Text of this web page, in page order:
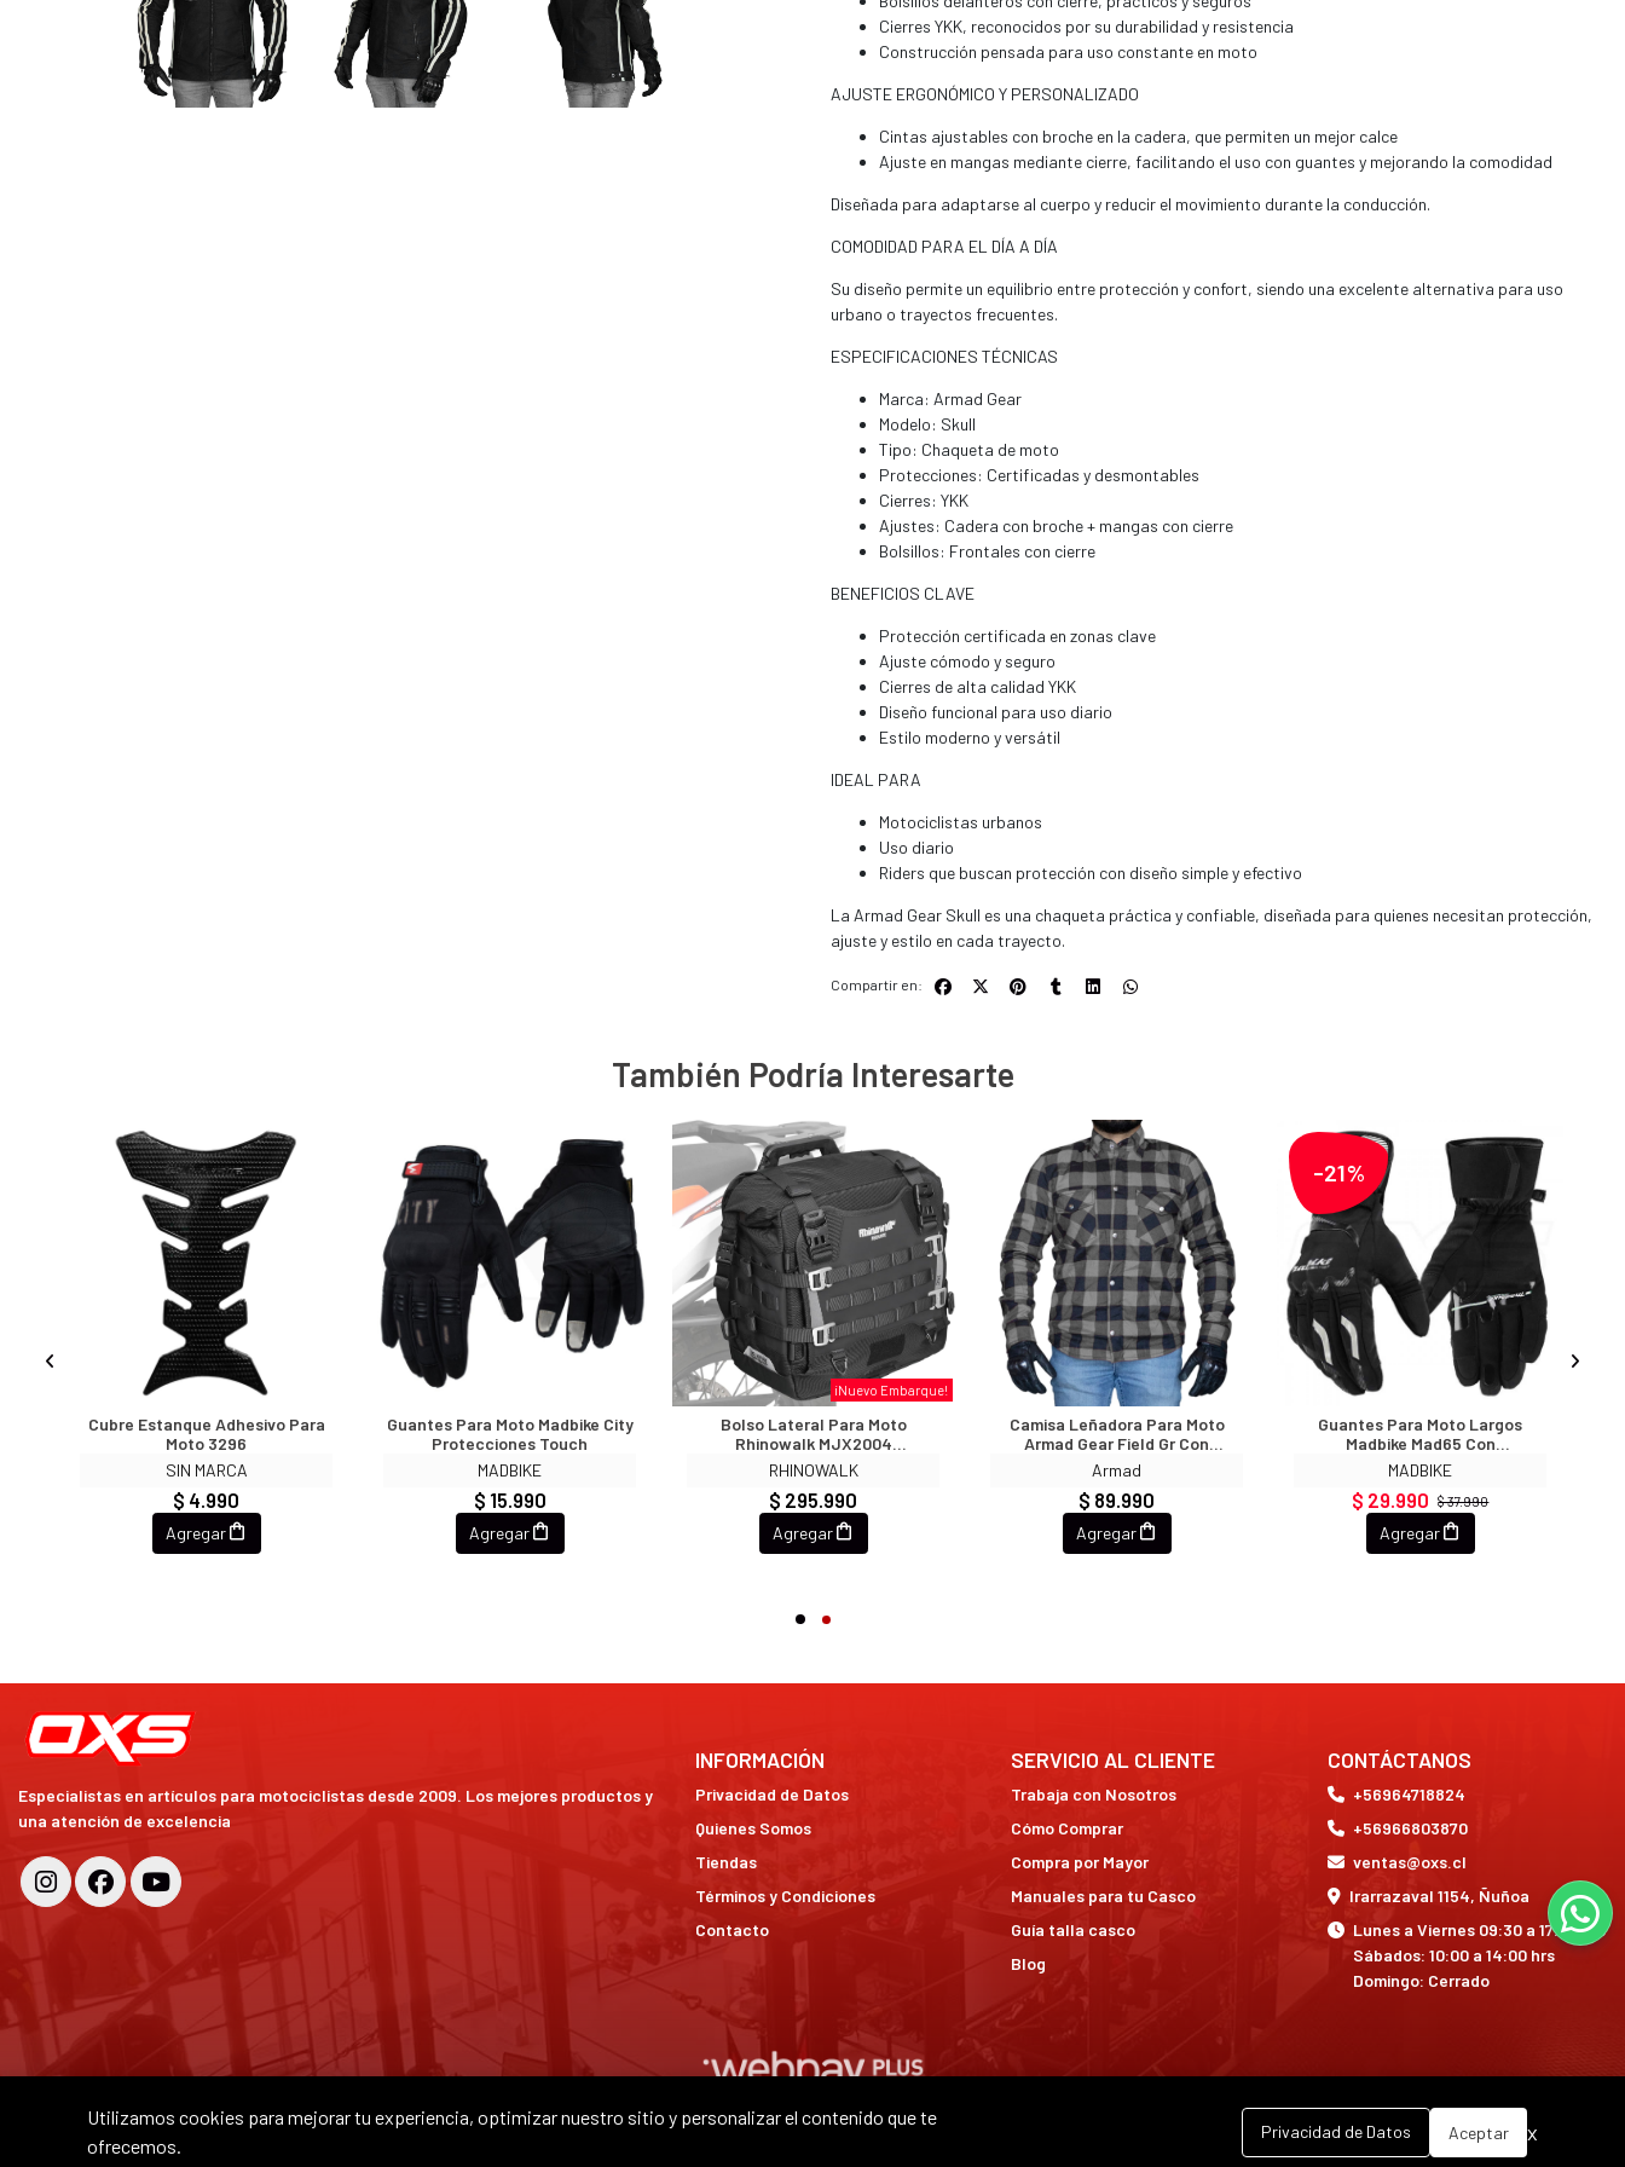
Cierres YKK, reconocidos por su durabilidad y resistencia
Construcción pensada para uso constante en moto
AJUSTE ERGONÓMICO Y PERSONALIZADO
Cintas ajustables con broche en la cadera, que permiten un mejor calce
Ajuste en mangas mediante cierre, facilitando el uso con guantes y mejorando la comodidad
Diseñada para adaptarse al cuerpo y reducir el movimiento durante la conducción.
COMODIDAD PARA EL DÍA A DÍA
Su diseño permite un equilibrio entre protección y confort, siendo una excelente alternativa para uso
urbano o trayectos frecuentes.
ESPECIFICACIONES TÉCNICAS
Marca: Armad Gear
Modelo: Skull
Tipo: Chaqueta de moto
Protecciones: Certificadas y desmontables
Cierres: YKK
Ajustes: Cadera con broche + mangas con cierre
Bolsillos: Frontales con cierre
BENEFICIOS CLAVE
Protección certificada en zonas clave
Ajuste cómodo y seguro
Cierres de alta calidad YKK
Diseño funcional para uso diario
Estilo moderno y versátil
IDEAL PARA
Motociclistas urbanos
Uso diario
Riders que buscan protección con diseño simple y efectivo
La Armad Gear Skull es una chaqueta práctica y confiable, diseñada para quienes necesitan protección,
ajuste y estilo en cada trayecto.
Compartir en:
También Podría Interesarte
Cubre Estanque Adhesivo Para
Moto 3296
SIN MARCA
$ 4.990
Agregar
Guantes Para Moto Madbike City
Protecciones Touch
MADBIKE
$ 15.990
Agregar
¡Nuevo Embarque!
Bolso Lateral Para Moto
Rhinowalk MJX2004
Expandibles De 35 A 45 Litros
Impermeable
RHINOWALK
$ 295.990
Agregar
Camisa Leñadora Para Moto
Armad Gear Field Gr Con
Protecciones
Armad
$ 89.990
Agregar
-21%
Guantes Para Moto Largos
Madbike Mad65 Con
Protecciones Touch Invierno
Negro Blanco
MADBIKE
$ 37.990
$ 29.990
Agregar
Especialistas en artículos para motociclistas desde 2009. Los mejores productos y
una atención de excelencia
INFORMACIÓN
Privacidad de Datos
Quienes Somos
Tiendas
Términos y Condiciones
Contacto
SERVICIO AL CLIENTE
Trabaja con Nosotros
Cómo Comprar
Compra por Mayor
Manuales para tu Casco
Guía talla casco
Blog
CONTÁCTANOS
+56964718824
+56966803870
ventas@oxs.cl
Irarrazaval 1154, Ñuñoa
Lunes a Viernes 09:30 a 17:30 hrs
Sábados: 10:00 a 14:00 hrs
Domingo: Cerrado
Utilizamos cookies para mejorar tu experiencia, optimizar nuestro sitio y personalizar el contenido que te
ofrecemos.
Privacidad de Datos Aceptar x